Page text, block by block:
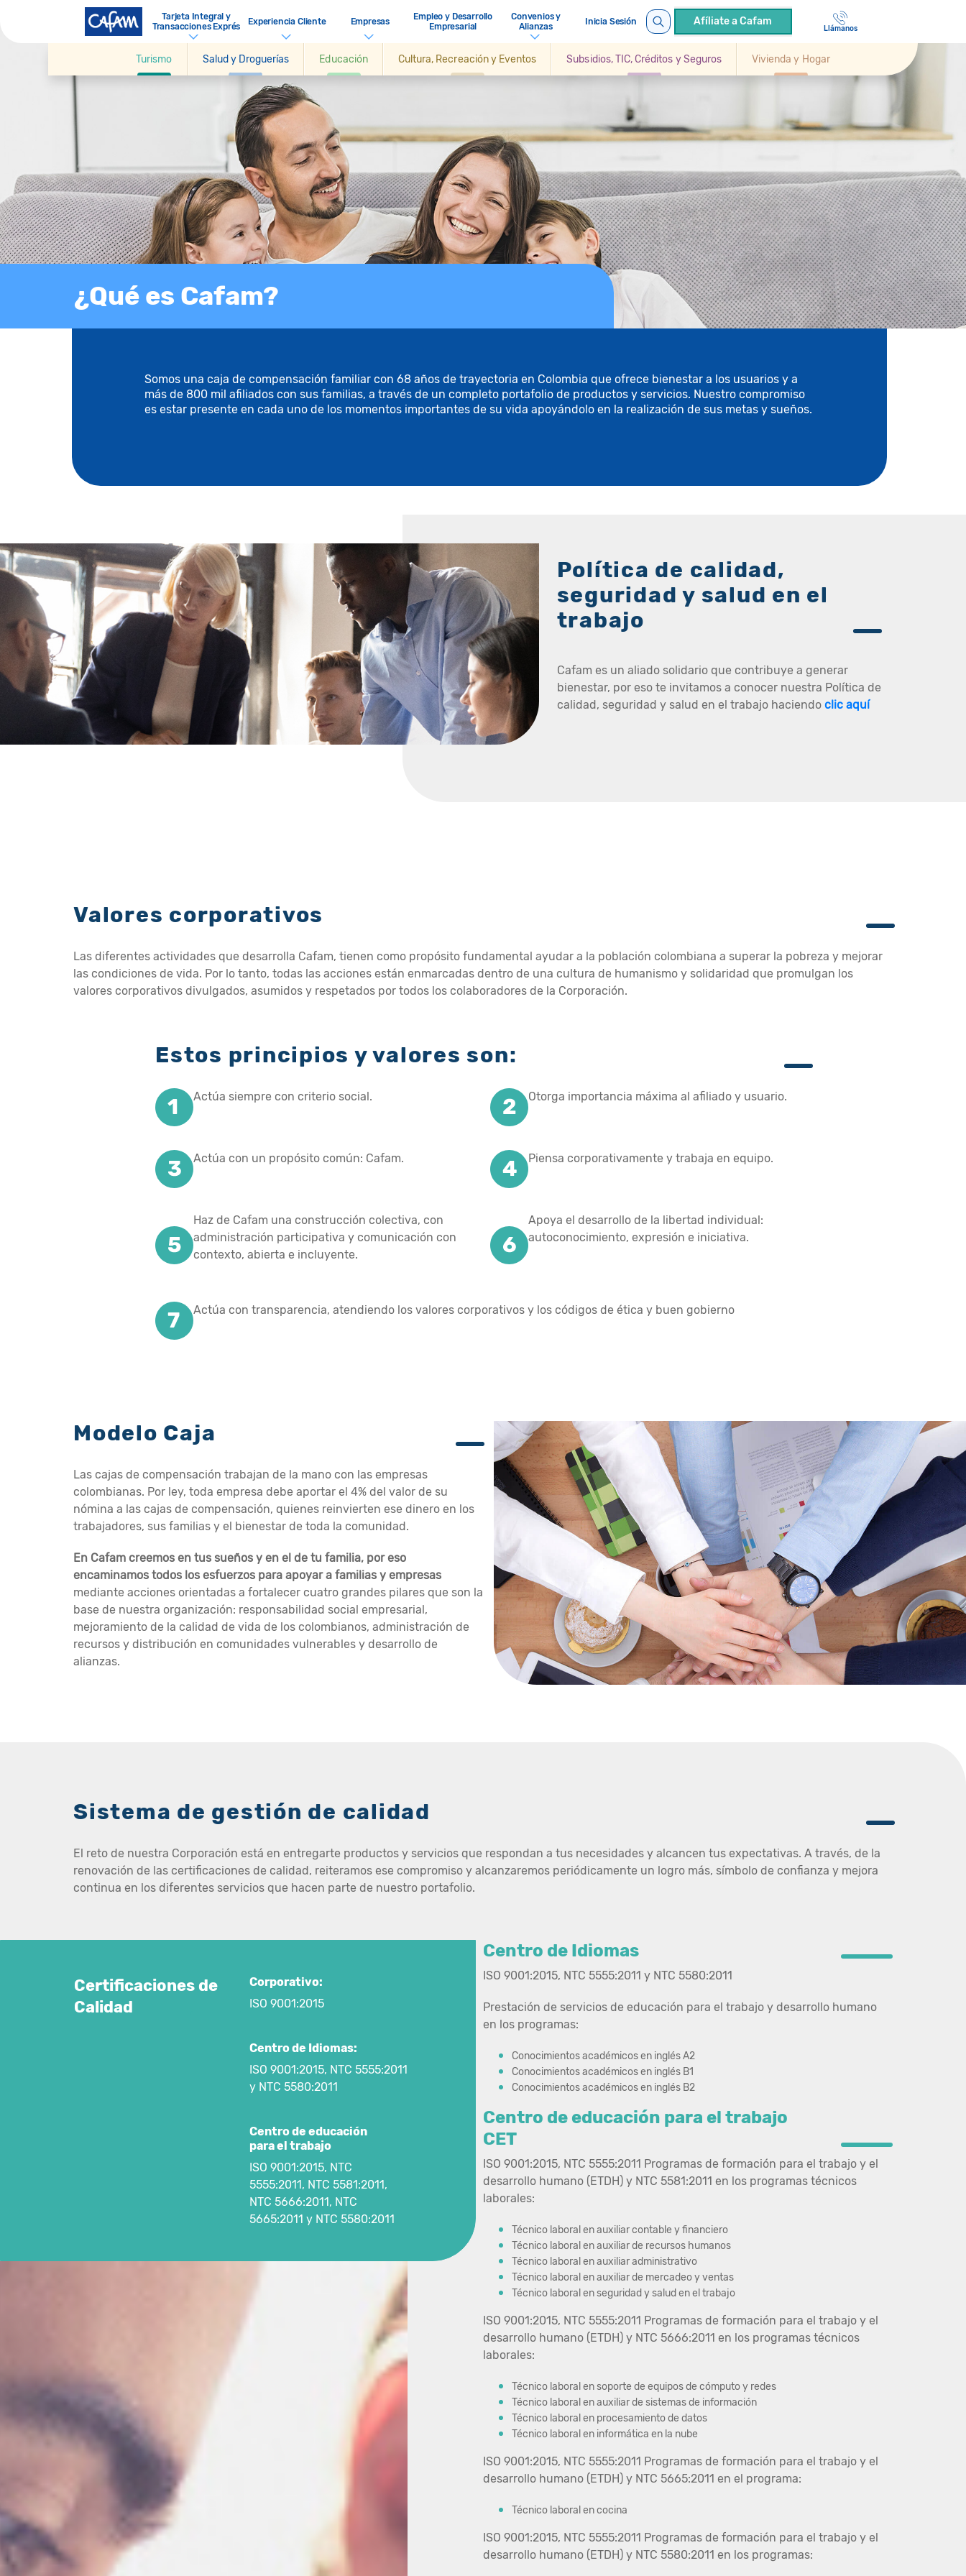
Llámanos
Tarjeta Integral y
Transacciones Exprés
Experiencia Cliente Empresas
Empleo y Desarrollo
Empresarial
Convenios y
Alianzas
Inicia Sesión Afíliate a Cafam
Turismo Salud y Droguerías Educación Cultura, Recreación y Eventos Subsidios, TIC, Créditos y Seguros Vivienda y Hogar
¿Qué es Cafam?
Somos una caja de compensación familiar con 68 años de trayectoria en Colombia que ofrece bienestar a los usuarios y a
más de 800 mil afiliados con sus familias, a través de un completo portafolio de productos y servicios. Nuestro compromiso
es estar presente en cada uno de los momentos importantes de su vida apoyándolo en la realización de sus metas y sueños.
Política de calidad,
seguridad y salud en el
trabajo
Cafam es un aliado solidario que contribuye a generar
bienestar, por eso te invitamos a conocer nuestra Política de
calidad, seguridad y salud en el trabajo haciendo clic aquí
Valores corporativos
Las diferentes actividades que desarrolla Cafam, tienen como propósito fundamental ayudar a la población colombiana a superar la pobreza y mejorar
las condiciones de vida. Por lo tanto, todas las acciones están enmarcadas dentro de una cultura de humanismo y solidaridad que promulgan los
valores corporativos divulgados, asumidos y respetados por todos los colaboradores de la Corporación.
Estos principios y valores son:
Actúa siempre con criterio social. Otorga importancia máxima al afiliado y usuario.
Actúa con un propósito común: Cafam. Piensa corporativamente y trabaja en equipo.
Haz de Cafam una construcción colectiva, con
administración participativa y comunicación con
contexto, abierta e incluyente.
Apoya el desarrollo de la libertad individual:
autoconocimiento, expresión e iniciativa.
Actúa con transparencia, atendiendo los valores corporativos y los códigos de ética y buen gobierno
Modelo Caja
Las cajas de compensación trabajan de la mano con las empresas
colombianas. Por ley, toda empresa debe aportar el 4% del valor de su
nómina a las cajas de compensación, quienes reinvierten ese dinero en los
trabajadores, sus familias y el bienestar de toda la comunidad.
En Cafam creemos en tus sueños y en el de tu familia, por eso
encaminamos todos los esfuerzos para apoyar a familias y empresas
mediante acciones orientadas a fortalecer cuatro grandes pilares que son la
base de nuestra organización: responsabilidad social empresarial,
mejoramiento de la calidad de vida de los colombianos, administración de
recursos y distribución en comunidades vulnerables y desarrollo de
alianzas.
Sistema de gestión de calidad
El reto de nuestra Corporación está en entregarte productos y servicios que respondan a tus necesidades y alcancen tus expectativas. A través, de la
renovación de las certificaciones de calidad, reiteramos ese compromiso y alcanzaremos periódicamente un logro más, símbolo de confianza y mejora
continua en los diferentes servicios que hacen parte de nuestro portafolio.
Certificaciones de
Calidad
Corporativo:
ISO 9001:2015
Centro de Idiomas:
ISO 9001:2015, NTC 5555:2011
y NTC 5580:2011
Centro de educación
para el trabajo
ISO 9001:2015, NTC
5555:2011, NTC 5581:2011,
NTC 5666:2011, NTC
5665:2011 y NTC 5580:2011
Centro de Idiomas
ISO 9001:2015, NTC 5555:2011 y NTC 5580:2011
Prestación de servicios de educación para el trabajo y desarrollo humano
en los programas:
Conocimientos académicos en inglés A2
Conocimientos académicos en inglés B1
Conocimientos académicos en inglés B2
Centro de educación para el trabajo
CET
ISO 9001:2015, NTC 5555:2011 Programas de formación para el trabajo y el
desarrollo humano (ETDH) y NTC 5581:2011 en los programas técnicos
laborales:
Técnico laboral en auxiliar contable y financiero
Técnico laboral en auxiliar de recursos humanos
Técnico laboral en auxiliar administrativo
Técnico laboral en auxiliar de mercadeo y ventas
Técnico laboral en seguridad y salud en el trabajo
ISO 9001:2015, NTC 5555:2011 Programas de formación para el trabajo y el
desarrollo humano (ETDH) y NTC 5666:2011 en los programas técnicos
laborales:
Técnico laboral en soporte de equipos de cómputo y redes
Técnico laboral en auxiliar de sistemas de información
Técnico laboral en procesamiento de datos
Técnico laboral en informática en la nube
ISO 9001:2015, NTC 5555:2011 Programas de formación para el trabajo y el
desarrollo humano (ETDH) y NTC 5665:2011 en el programa:
Técnico laboral en cocina
ISO 9001:2015, NTC 5555:2011 Programas de formación para el trabajo y el
desarrollo humano (ETDH) y NTC 5580:2011 en los programas: